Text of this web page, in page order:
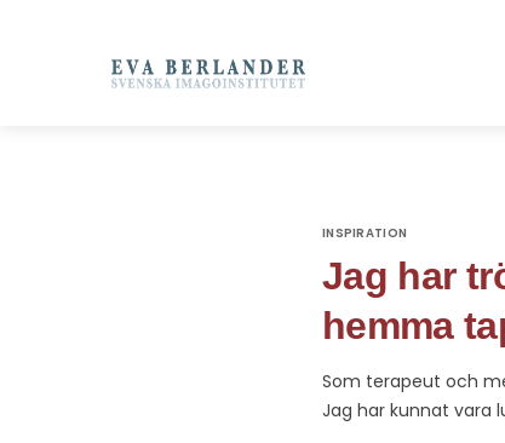
INSPIRATION
Jag har
hemma
Som terapeut och
Jag har kunnat vara